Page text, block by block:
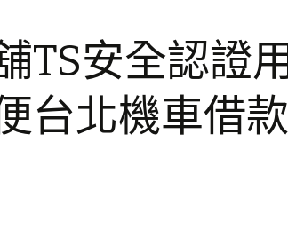
TS安全認證用
台北機車借款